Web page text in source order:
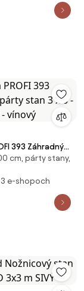
393 Záhradný
x 6 - nožnicový -
cm, párty stany,
e-shopoch